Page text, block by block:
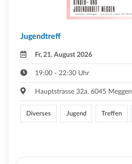
Jugendtreff
Fr, 21. August 2026
19:00 - 22:30 Uhr
Hauptstrasse 32a, 6045 Meggen
Diverses Jugend Treffen